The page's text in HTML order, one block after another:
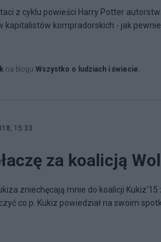
z cyklu powieści Harry Potter
kapitalistów kompradorskich - jak
na blogu Wszystko o ludziach i świecie.
15:33
za koalicją
zniechęcają mnie do koalicji
co p. Kukiz powiedział na swoim